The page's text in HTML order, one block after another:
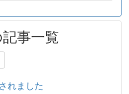
事一覧
れました